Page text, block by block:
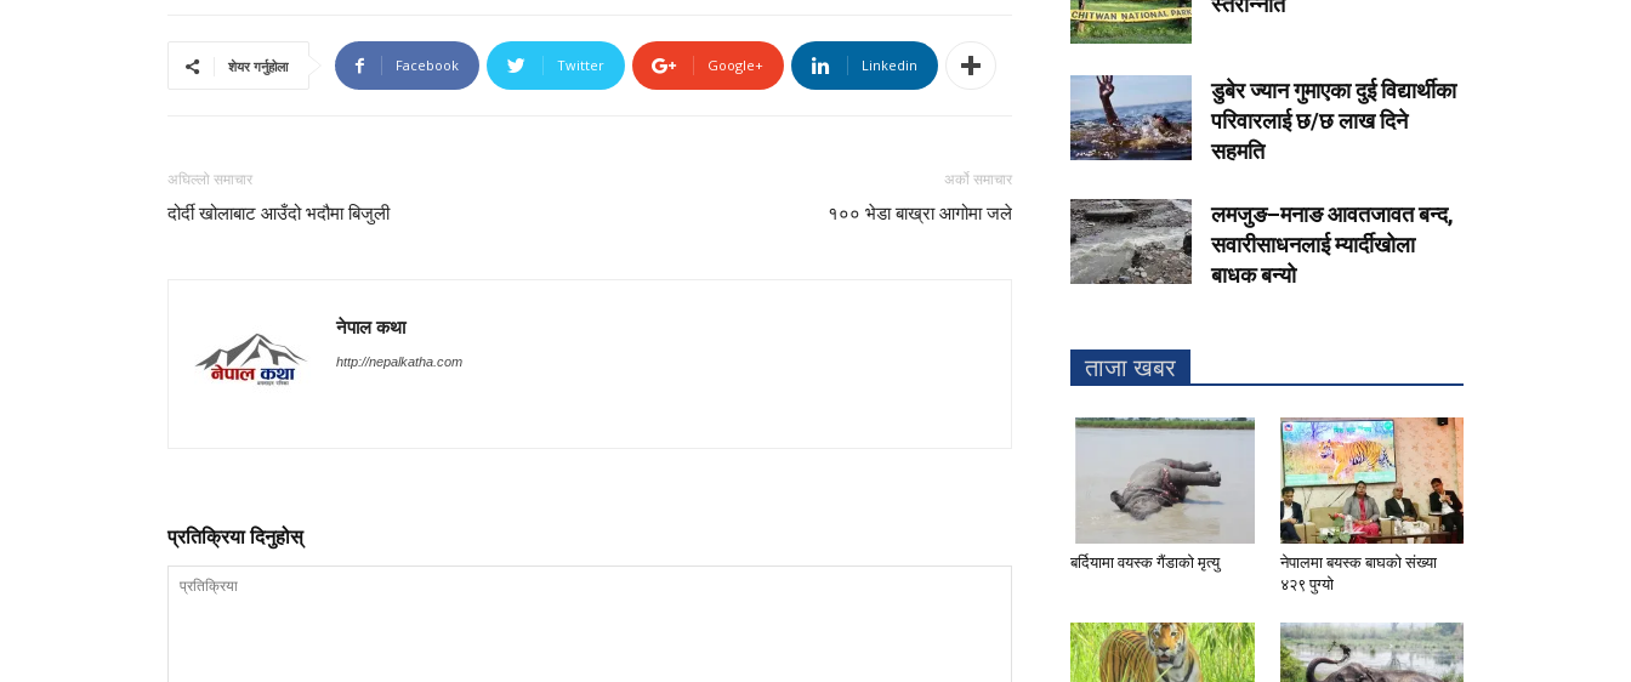
शेयर गर्नुहोला Facebook Twitter Google+ Linkedin
अघिल्लो समाचार
दोर्दी खोलाबाट आउँदो भदौमा बिजुली
अर्को समाचार
१०० भेडा बाख्रा आगोमा जले
नेपाल कथा
http://nepalkatha.com
प्रतिक्रिया दिनुहोस्
डुबेर ज्यान गुमाएका दुई विद्यार्थीका
परिवारलाई छ/छ लाख दिने
सहमति
लमजुङ–मनाङ आवतजावत बन्द,
सवारीसाधनलाई म्यार्दीखोला
बाधक बन्यो
ताजा खबर
बर्दियामा वयस्क गैंडाको मृत्यु
नेपालमा बयस्क बाघको संख्या
४२९ पुग्यो